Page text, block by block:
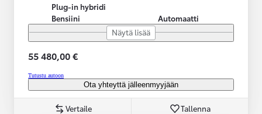
Plug-in hybridi
Bensiini
Automaatti
Näytä lisää
55 480,00 €
Tutustu autoon
Ota yhteyttä jälleenmyyjään
Vertaile Tallenna